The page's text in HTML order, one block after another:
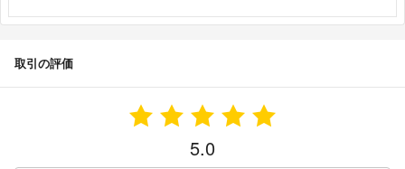
取引の評価
5.0